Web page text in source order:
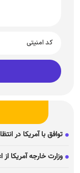
توافق با آمریکا در
وزارت خارجه آمریکا